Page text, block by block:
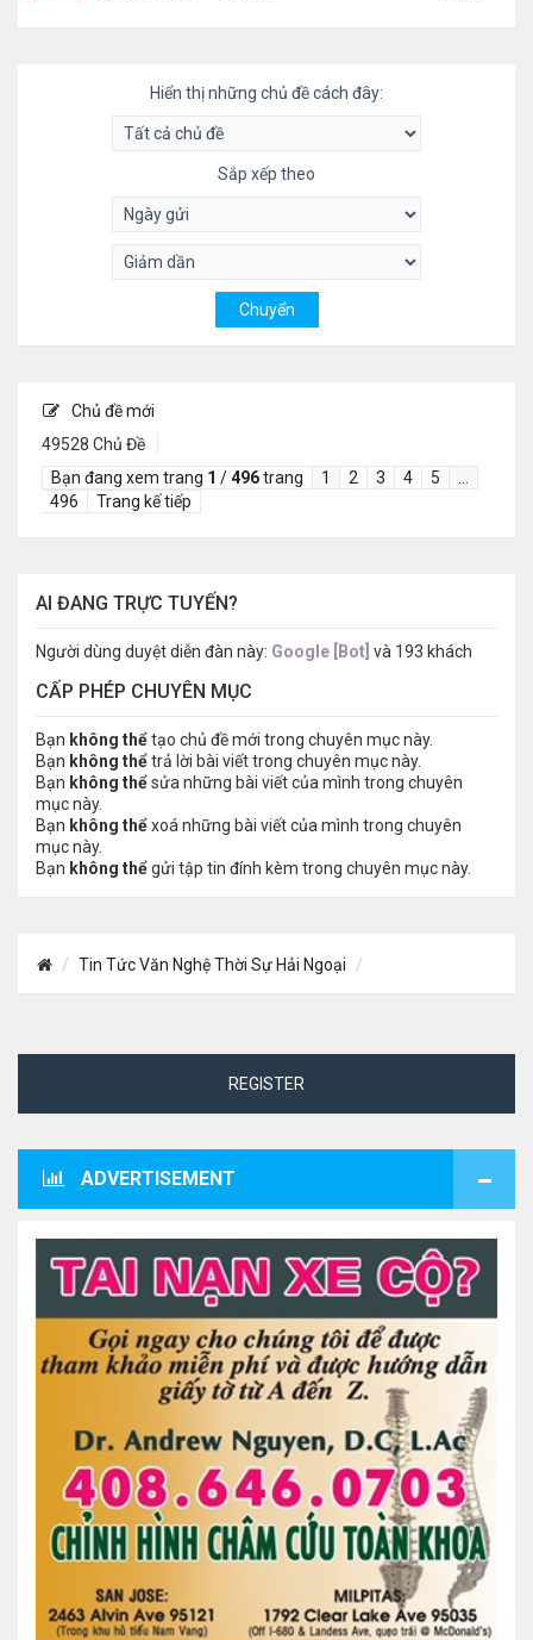
Hiển thị những chủ đề cách đây:
Sắp xếp theo
Chủ đề mới
49528 Chủ Đề
Bạn đang xem trang 1 /496trang 1 2 3 4 5
496
Trang kế tiếp
AI ĐANG TRỰC TUYẾN?
Người dùng duyệt diễn đàn này: Google [Bot] và 193 khách
CẤP PHÉP CHUYÊN MỤC
Bạn không thểtạo chủ đề mới trong chuyên mục này.
Bạn không thểtrả lời bài viết trong chuyên mục này.
Bạn không thểsửa những bài viết của mình trong chuyên
mục này.
Bạn không thểxoá những bài viết của mình trong chuyên
mục này.
Bạn không thểgửi tập tin đính kèm trong chuyên mục này.
Tin Tức Văn Nghệ Thời Sự Hải Ngoại
REGISTER
ADVERTISEMENT